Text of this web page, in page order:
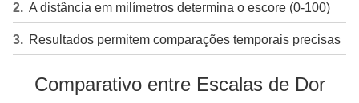
A distância em milímetros determina o escore (0-100)
Resultados permitem comparações temporais precisas
Comparativo entre Escalas de Dor